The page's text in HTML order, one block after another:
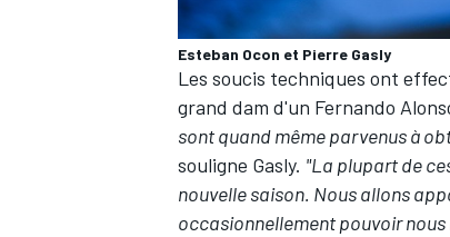
AUTRES CHAMPIONNATS
Esteban Ocon et Pierre Gasly
Les soucis techniques ont
grand dam d'un Fernando
sont quand même parvenus à
souligne Gasly. "La plupart de
nouvelle saison. Nous allons
occasionnellement pouvoir